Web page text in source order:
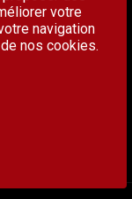
votre
navigation
nos cookies.